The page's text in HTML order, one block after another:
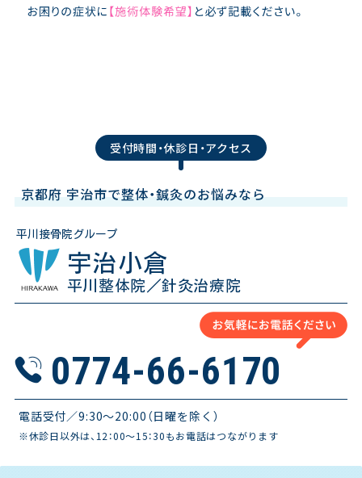
受付時間・休診日・アクセス
京都府 宇治市で整体・鍼灸のお悩みなら
平川接骨院グループ
宇治小倉
平川整体院／針灸治療院
0774-66-6170
電話受付／9:30〜20:00（日曜を除く）
※休診日以外は、12：00～15：30もお電話はつながります